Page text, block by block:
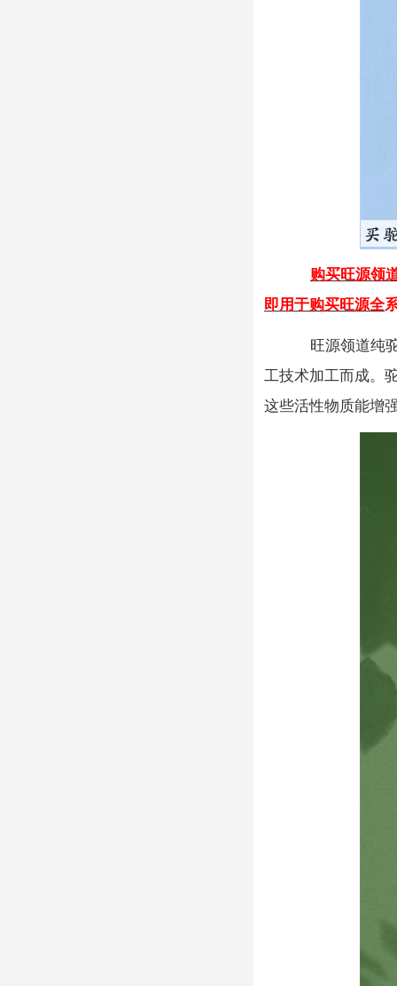
购买旺源领
即用于购买旺源全
旺源领道纯
工技术加工而成。
这些活性物质能增